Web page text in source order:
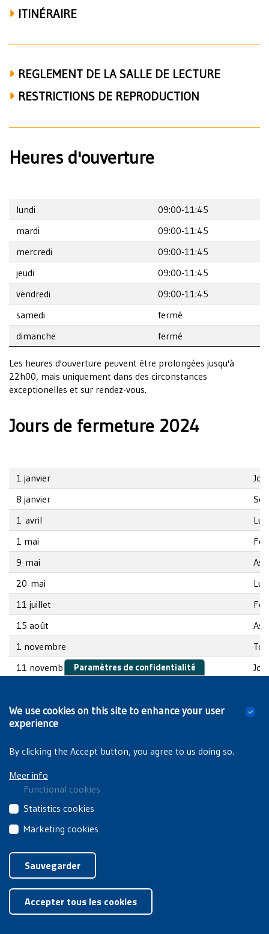
ITINÉRAIRE
REGLEMENT DE LA SALLE DE LECTURE
RESTRICTIONS DE REPRODUCTION
Heures d'ouverture
lundi
09:00-11:45
mardi
09:00-11:45
mercredi
09:00-11:45
jeudi
09:00-11:45
vendredi
09:00-11:45
samedi
fermé
dimanche
fermé
Les heures d'ouverture peuvent être prolongées jusqu'à
22h00, mais uniquement dans des circonstances
exceptionelles et sur rendez-vous.
Jours de fermeture 2024
1 janvier
8 janvier
1 avril
1 mai
9 mai
20 mai
11 juillet
15 août
1 novembre
11 novembre
24 décembre au 31 décembre
Privacyverklaring
Paramètres de confidentialité
We use cookies on this site to enhance your user
experience
By clicking the Accept button, you agree to us doing so.
Meer info
Functional cookies
These
are
you
to
browse
the
Statistics cookies
These
party
cookies
collect
information
about
Marketing cookies
third
party
cookies
used
Sauvegarder
Accepter tous les cookies